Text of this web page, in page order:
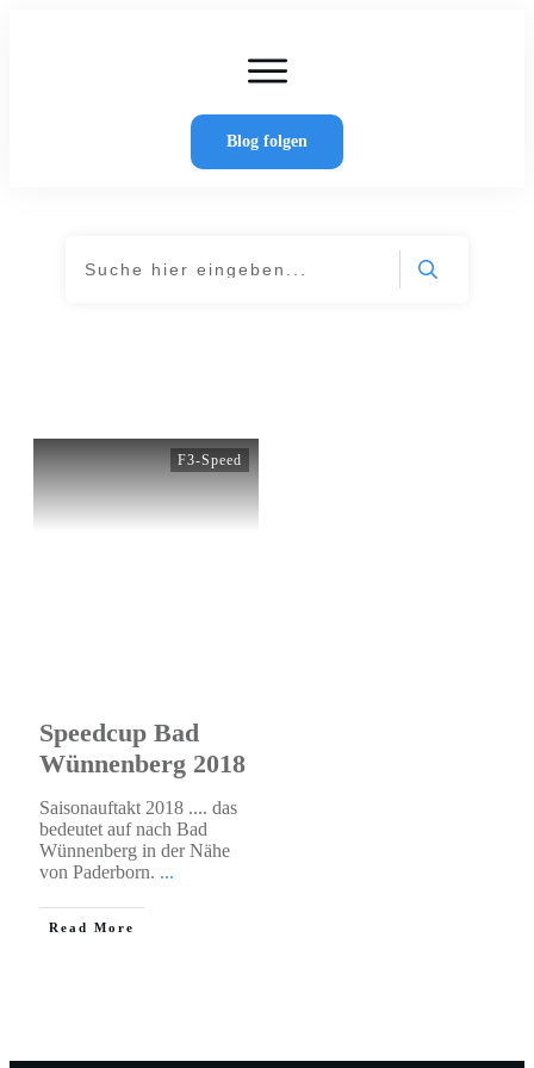
Artikel Wer schreibt hier?
Blog folgen
F3-Speed
Speedcup Bad
Wünnenberg 2018
Saisonauftakt 2018 .... das
bedeutet auf nach Bad
Wünnenberg in der Nähe
von Paderborn. ...
​Read More